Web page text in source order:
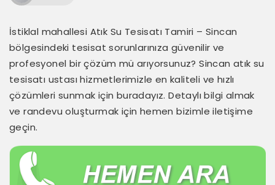
İstiklal mahallesi Atık Su Tesisatı Tamiri – Sincan
bölgesindeki tesisat sorunlarınıza güvenilir ve
profesyonel bir çözüm mü arıyorsunuz? Sincan atık su
tesisatı ustası hizmetlerimizle en kaliteli ve hızlı
çözümleri sunmak için buradayız. Detaylı bilgi almak
ve randevu oluşturmak için hemen bizimle iletişime
geçin.